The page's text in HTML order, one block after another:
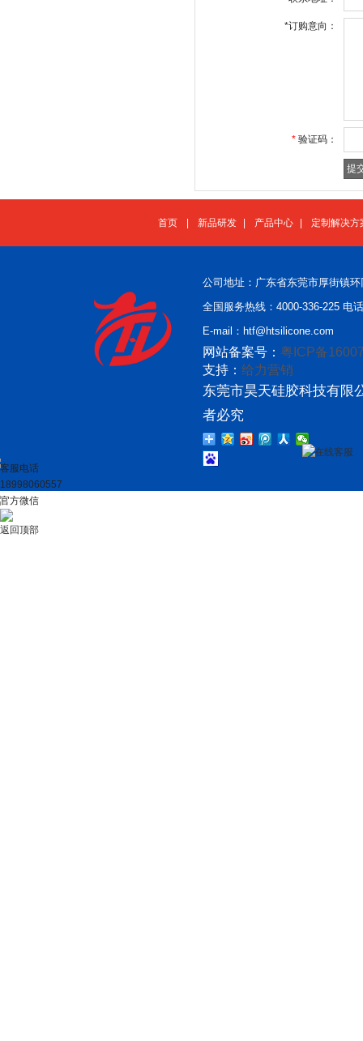
*订购意向：
* 验证码：
首页 新品研发 产品中心 定制解决方
公司地址：广东省东莞市厚街镇
全国服务热线：4000-336-225 电
E-mail：htf@htsilicone.com
网站备案号： 粤ICP备
支持： 给力营销
东莞市昊天硅胶科技有限
者必究
在线客服
客服电话
18998060557
官方微信
返回顶部